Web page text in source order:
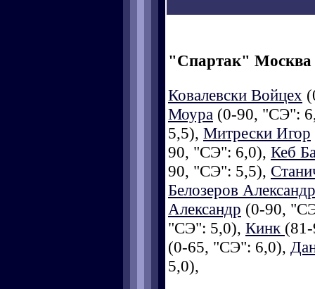
"Спартак" Москва
Ковалевски Войцех
Моура (0-90, "СЭ":
5,5), Митрески Игор
90, "СЭ": 6,0), Кеб
90, "СЭ": 5,5),
Белозеров Александр
Александр (0-90,
"СЭ": 5,0), Кинк
(0-65, "СЭ": 6,0),
5,0),